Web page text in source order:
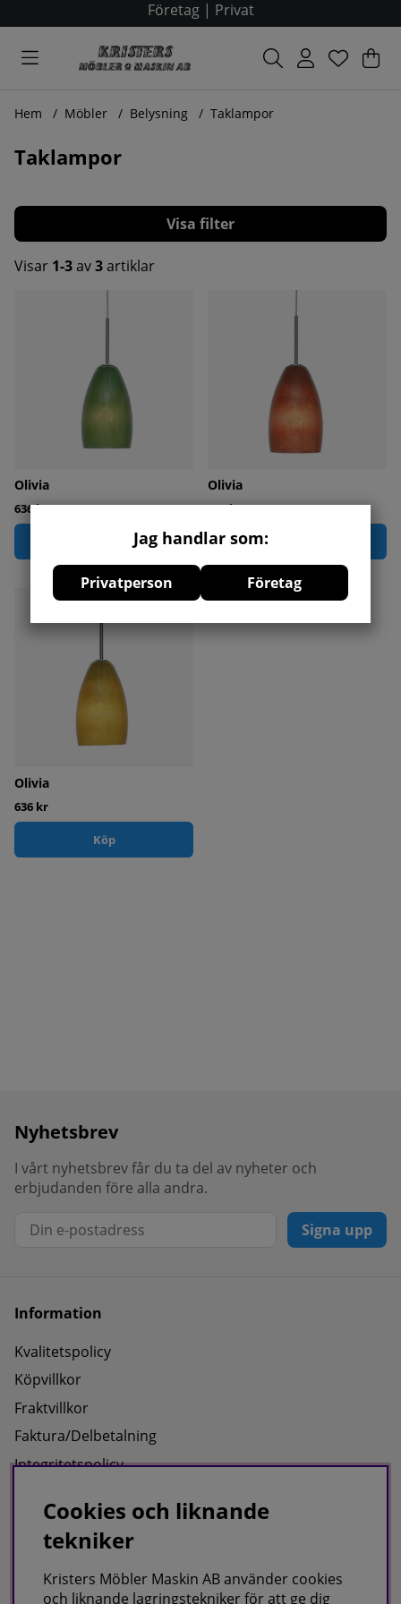
Jag handlar som:
Privatperson Företag
Företag| Privat
.
Hem Möbler Belysning Taklampor
Taklampor
Filtrera
Visar 1-3av3artiklar
Olivia
636 kr
Olivia
636 kr
Olivia
636 kr
Köp
Nyhetsbrev
I vårt nyhetsbrev får du ta del av nyheter och
erbjudanden före alla andra.
Signa upp
Information
Kvalitetspolicy
Köpvillkor
Fraktvillkor
Faktura/Delbetalning
Integritetspolicy
Om oss
Om oss
Cookies och liknande
tekniker
Kristers Möbler Maskin AB använder cookies
och liknande lagringstekniker för att ge dig